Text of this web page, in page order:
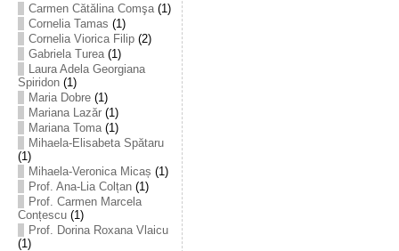
Carmen Cătălina Comşa(1)
Cornelia Tamas (1)
Cornelia Viorica Filip(2)
Gabriela Turea(1)
Laura Adela Georgiana
Spiridon(1)
Maria Dobre(1)
Mariana Lazăr(1)
Mariana Toma(1)
Mihaela-Elisabeta Spătaru
(1)
Mihaela-Veronica Micaș (1)
Prof. Ana-Lia Colțan(1)
Prof. Carmen Marcela
Conțescu(1)
Prof. Dorina Roxana Vlaicu
(1)